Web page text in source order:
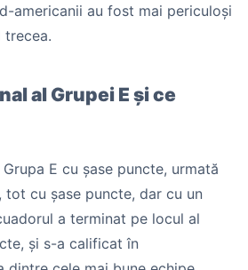
americanii au fost mai periculoși
trecea.
al Grupei E și ce
E cu șase puncte, urmată
tot cu șase puncte, dar cu un
a terminat pe locul al
și s-a calificat în